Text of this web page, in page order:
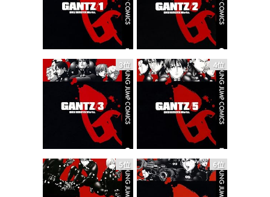
3位 4位
5位 6位